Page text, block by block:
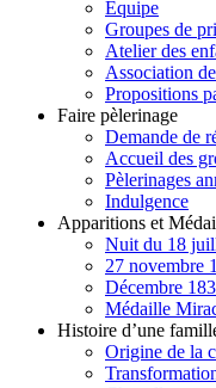
Equipe
Groupes de
Atelier des
Association
Propositions
Faire pèlerinage
Demande de
Accueil des
Pèlerinages
Indulgence
Apparitions et
Nuit du 18
27 novembre
Décembre
Médaille
Histoire d’une
Origine de la